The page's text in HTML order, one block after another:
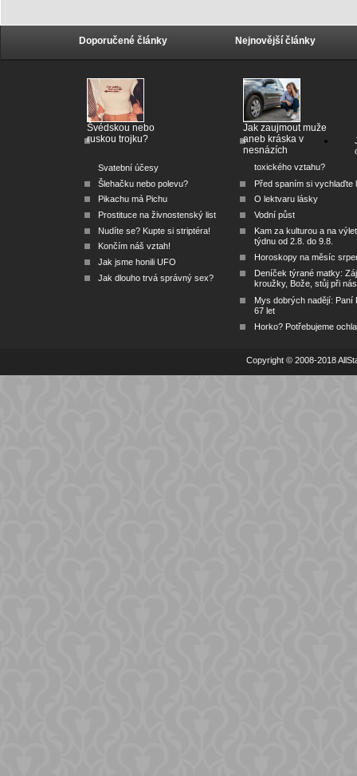
Doporučené články
Švédskou nebo
ruskou trojku?
Svatební účesy
Šlehačku nebo polevu?
Pikachu má Pichu
Prostituce na živnostenský list
Nudíte se? Kupte si striptéra!
Končím náš vztah!
Jak jsme honili UFO
Jak dlouho trvá správný sex?
Nejnovější články
Jak zaujmout muže
aneb kráska v
nesnázích
toxického vztahu?
Před spaním si vychlaďte
O lektvaru lásky
Vodní půst
Kam za kulturou a na
týdnu od 2.8. do 9.8.
Horoskopy na měsíc
Deníček týrané matky:
kroužky, Bože, stůj při nás
Mys dobrých nadějí: Paní
67 let
Horko? Potřebujeme
Copyright © 2008-2018